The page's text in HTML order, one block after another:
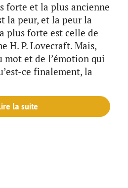
forte et la plus ancienne
la peur, et la peur la
plus forte est celle de
H. P. Lovecraft. Mais,
mot et de l’émotion qui
ce finalement, la
la suite